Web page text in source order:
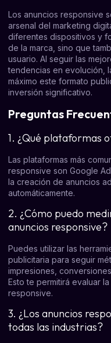
Los anuncios responsive
arsenal del marketing
diferentes dispositivos y
de la marca, sino que
usuario. Al seguir las
tendencias en evolución,
máximo este formato
inversión significativo.
Preguntas
1. ¿Qué plataformas
Las plataformas más
responsive son Google
la creación de anuncios
automáticamente.
2. ¿Cómo puedo
anuncios responsive?
Puedes utilizar las
publicitaria para seguir
impresiones,
Esto te permitirá evaluar
responsive.
3. ¿Los anuncios
todas las industrias?